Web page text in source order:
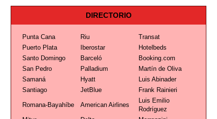
DIRECTORIO
Punta Cana Riu
Transat
Puerto Plata
Iberostar
Hotelbeds
Santo Domingo
Barceló
Booking.com
San Pedro
Palladium
Martín de Oliva
Samaná
Hyatt
Luis Abinader
Santiago
JetBlue Frank Rainieri
Romana-Bayahíbe American Airlines
Luis Emilio
Rodríguez